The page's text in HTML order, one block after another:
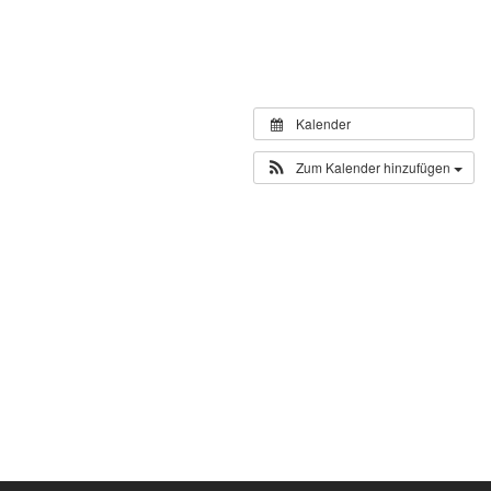
Kalender
Zum Kalender hinzufügen